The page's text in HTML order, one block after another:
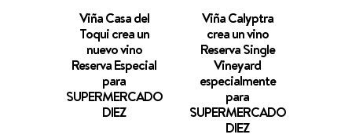
Viña Casa del
Toqui crea un
nuevo vino
Reserva Especial
para
SUPERMERCADO
DIEZ
Viña Calyptra
crea un vino
Reserva Single
Vineyard
especialmente
para
SUPERMERCADO
DIEZ